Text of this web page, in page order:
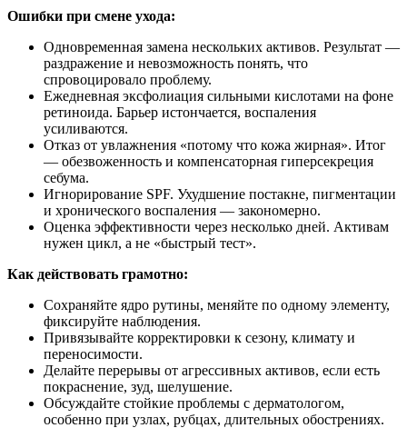
Ошибки при смене ухода:
Одновременная замена нескольких активов. Результат —
раздражение и невозможность понять, что
спровоцировало проблему.
Ежедневная эксфолиация сильными кислотами на фоне
ретиноида. Барьер истончается, воспаления
усиливаются.
Отказ от увлажнения «потому что кожа жирная». Итог
— обезвоженность и компенсаторная гиперсекреция
себума.
Игнорирование SPF. Ухудшение постакне, пигментации
и хронического воспаления — закономерно.
Оценка эффективности через несколько дней. Активам
нужен цикл, а не «быстрый тест».
Как действовать грамотно:
Сохраняйте ядро рутины, меняйте по одному элементу,
фиксируйте наблюдения.
Привязывайте корректировки к сезону, климату и
переносимости.
Делайте перерывы от агрессивных активов, если есть
покраснение, зуд, шелушение.
Обсуждайте стойкие проблемы с дерматологом,
особенно при узлах, рубцах, длительных обострениях.